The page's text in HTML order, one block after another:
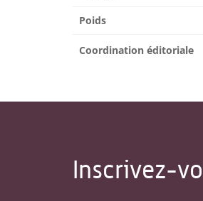
Poids
Coordination éditoriale
Inscrivez-